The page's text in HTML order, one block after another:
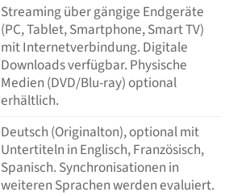
Streaming über gängige Endgeräte
(PC, Tablet, Smartphone, Smart TV)
mit Internetverbindung. Digitale
Downloads verfügbar. Physische
Medien (DVD/Blu-ray) optional
erhältlich.
Deutsch (Originalton), optional mit
Untertiteln in Englisch, Französisch,
Spanisch. Synchronisationen in
weiteren Sprachen werden evaluiert.